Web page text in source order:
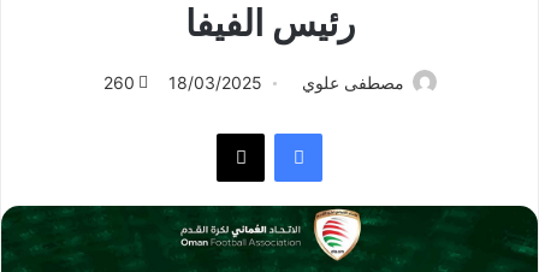
رئيس الفيفا
مصطفى علوي 18/03/2025
260
فيسبوك